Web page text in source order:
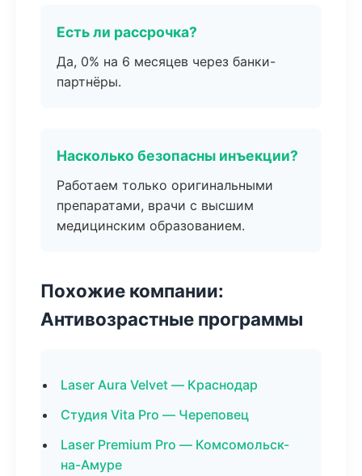
Есть ли рассрочка?
Да, 0% на 6 месяцев через банки-
партнёры.
Насколько безопасны инъекции?
Работаем только оригинальными
препаратами, врачи с высшим
медицинским образованием.
Похожие компании:
Антивозрастные программы
Laser Aura Velvet — Краснодар
Студия Vita Pro — Череповец
Laser Premium Pro — Комсомольск-
на-Амуре